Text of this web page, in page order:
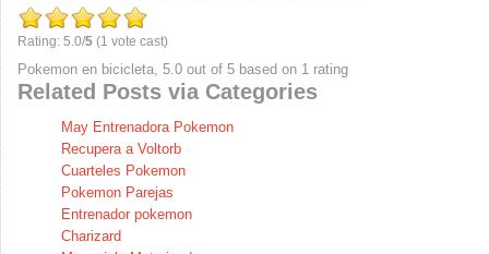
Rating: 5.0/5 (1 vote cast)
Pokemon en bicicleta, 5.0 out of 5 based on 1 rating
Related Posts via Categories
May Entrenadora Pokemon
Recupera a Voltorb
Cuarteles Pokemon
Pokemon Parejas
Entrenador pokemon
Charizard